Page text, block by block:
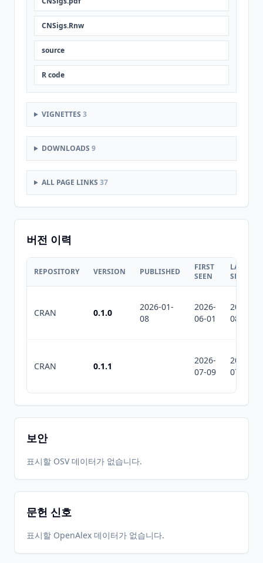
CNSigs.Rnw
source
R code
VIGNETTES 3
DOWNLOADS 9
ALL PAGE LINKS 37
버전 이력
REPOSITORY VERSION PUBLISHED
FIRST
SEEN
LAST
SEEN
CRAN 0.1.0
2026-01-
08
2026-
06-01
2026-
08-08
CRAN 0.1.1
2026-
07-09
2026-
07-10
보안
표시할 OSV 데이터가 없습니다.
문헌 신호
표시할 OpenAlex 데이터가 없습니다.